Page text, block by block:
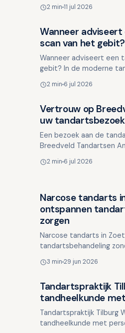
zo'n volledige geb…
2 min 11 jul 2026
Overig nieuws
Wanneer
scan van het gebit?
Wanneer adviseert een
gebit? In de moderne
het gebit en …
2 min 6 jul 2026
Overig nieuws
Vertrouw op
uw
Een bezoek aan de
Breedveld Tandartsen
Of het nu gaat om …
2 min 6 jul 2026
Overig nieuws
Narcose tandarts
ontspannen
zorgen
Narcose tandarts in
tandartsbehandeling
voor sommige pa…
3 min 29 jun 2026
Overig nieuws
Tandartspraktijk
tandheelkunde
Tandartspraktijk Tilburg
tandheelkunde met